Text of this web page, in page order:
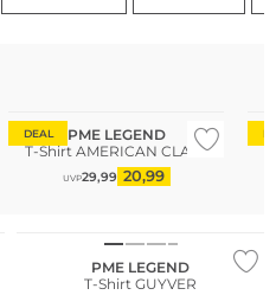
DEAL
PME LEGEND
T-Shirt AMERICAN CLASS
UVP29,99 20,99
PME LEGEND
T-Shirt GUYVER